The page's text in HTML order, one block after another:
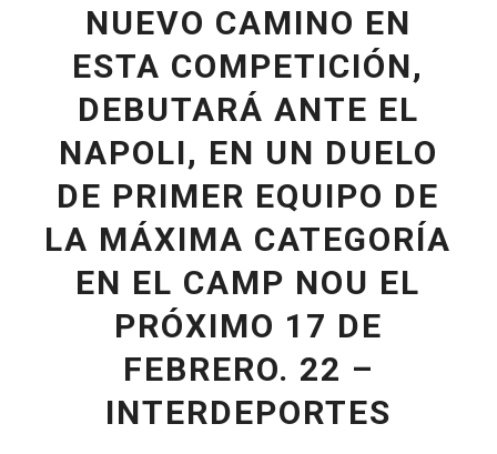
NUEVO CAMINO EN
ESTA COMPETICIÓN,
DEBUTARÁ ANTE EL
NAPOLI, EN UN DUELO
DE PRIMER EQUIPO DE
LA MÁXIMA CATEGORÍA
EN EL CAMP NOU EL
PRÓXIMO 17 DE
FEBRERO. 22 –
INTERDEPORTES